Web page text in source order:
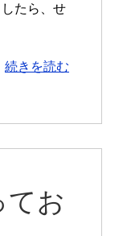
たら、せ
続きを読む
てお